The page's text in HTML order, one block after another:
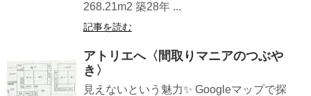
268.21m2 築28年 ...
記事を読む
アトリエへ〈間取りマニアのつぶや
き〉
見えないという魅力✨ Googleマップで探